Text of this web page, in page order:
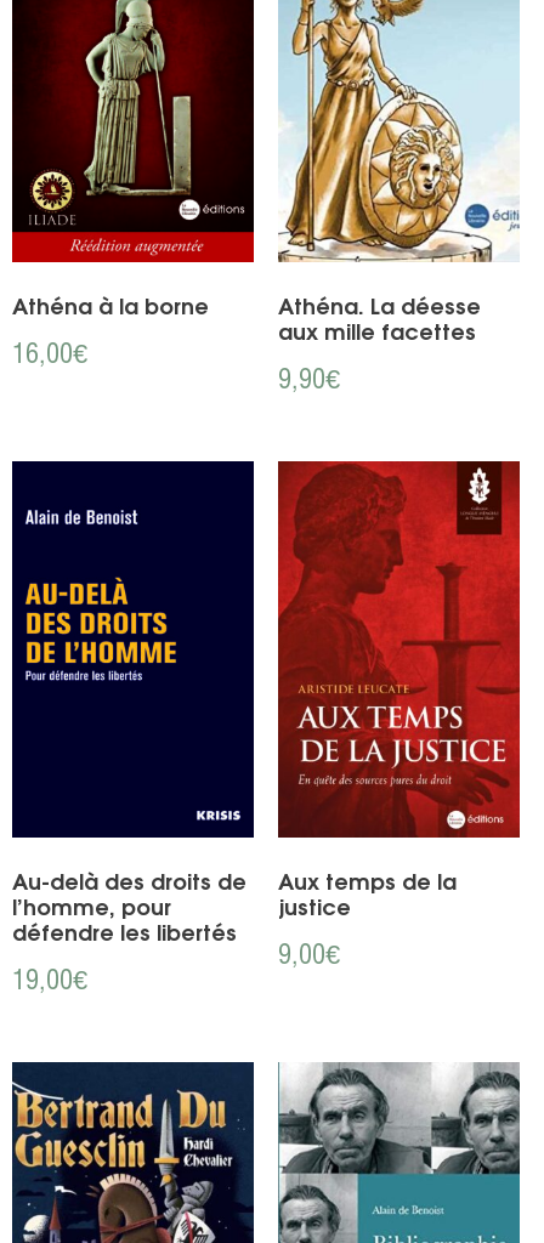
Athéna à la borne
16,00€
Athéna. La déesse
aux mille facettes
9,90€
Au-delà des droits de
l’homme, pour
défendre les libertés
19,00€
Aux temps de la
justice
9,00€